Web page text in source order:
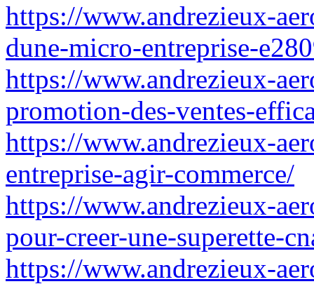
https://www.andrezieux-
dune-micro-entreprise-
https://www.andrezieux-
promotion-des-ventes-
https://www.andrezieux-
entreprise-agir-commerce/
https://www.andrezieux-
pour-creer-une-superette-
https://www.andrezieux-